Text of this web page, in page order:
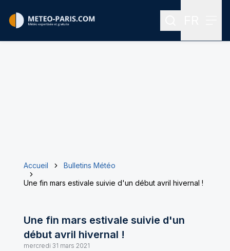
Rechercher
Accueil
Bulletins Météo
Une fin mars estivale suivie d'un début avril hivernal !
Une fin mars estivale suivie d'un
début avril hivernal !
mercredi 31 mars 2021